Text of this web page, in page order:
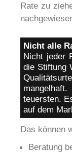
Rate zu
Nicht alle
Nicht jeder
die Stiftung
teuersten.
auf dem
Das können
Beratung